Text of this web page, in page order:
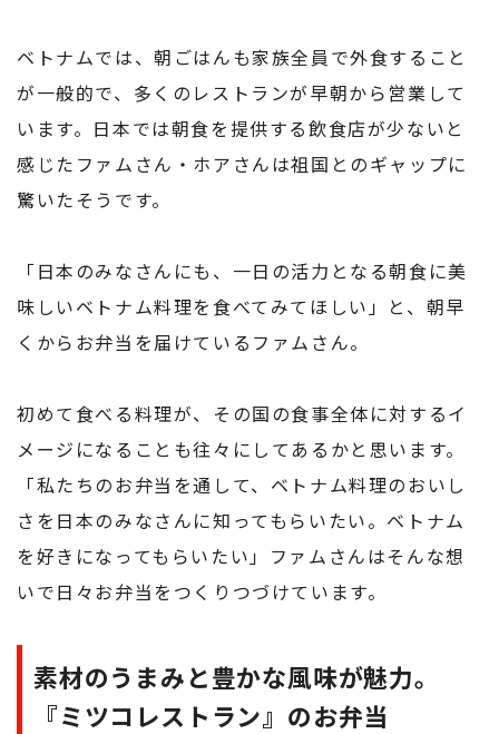
ベトナムでは、朝ごはんも家族全員で外食すること
が一般的で、多くのレストランが早朝から営業して
います。日本では朝食を提供する飲食店が少ないと
感じたファムさん・ホアさんは祖国とのギャップに
驚いたそうです。
「日本のみなさんにも、一日の活力となる朝食に美
味しいベトナム料理を食べてみてほしい」と、朝早
くからお弁当を届けているファムさん。
初めて食べる料理が、その国の食事全体に対するイ
メージになることも往々にしてあるかと思います。
「私たちのお弁当を通して、ベトナム料理のおいし
さを日本のみなさんに知ってもらいたい。ベトナム
を好きになってもらいたい」ファムさんはそんな想
いで日々お弁当をつくりつづけています。
素材のうまみと豊かな風味が魅力。
『ミツコレストラン』のお弁当